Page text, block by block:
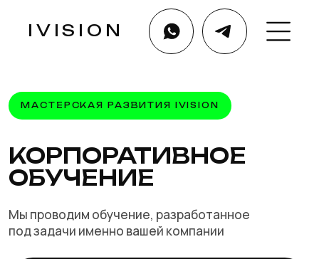
IVISION
Мы проводим обучение, разработанное
под задачи именно вашей компании
КОРПОРАТИВНОЕ
ОБУЧЕНИЕ
Обсудить корпоративное обучение